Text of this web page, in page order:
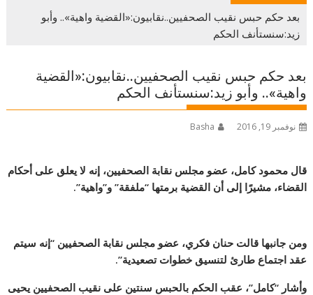
بعد حكم حبس نقيب الصحفيين..نقابيون:«القضية واهية».. وأبو
زيد:سنستأنف الحكم
بعد حكم حبس نقيب الصحفيين..نقابيون:«القضية
واهية».. وأبو زيد:سنستأنف الحكم
نوفمبر 19, 2016 Basha
قال محمود كامل، عضو مجلس نقابة الصحفيين، إنه لا يعلق على أحكام
القضاء، مشيرًا إلى أن القضية برمتها “ملفقة” و”واهية”.
ومن جانبها قالت حنان فكري، عضو مجلس نقابة الصحفيين “إنه سيتم
عقد اجتماع طارئ لتنسيق خطوات تصعيدية”.
وأشار “كامل”، عقب الحكم بالحبس سنتين على نقيب الصحفيين يحيى